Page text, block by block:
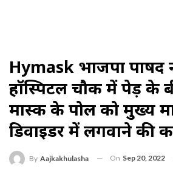
Hymask भाजपा पार्षद
हॉस्पिटल चौक में पेड़ के
मास्क के पोल को मुख्य
डिवाइडर में लगवाने की
By Aajkakhulasha On Sep 20, 2022